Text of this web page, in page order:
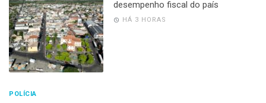
desempenho fiscal do país
HÁ 3 HORAS
POLÍCIA